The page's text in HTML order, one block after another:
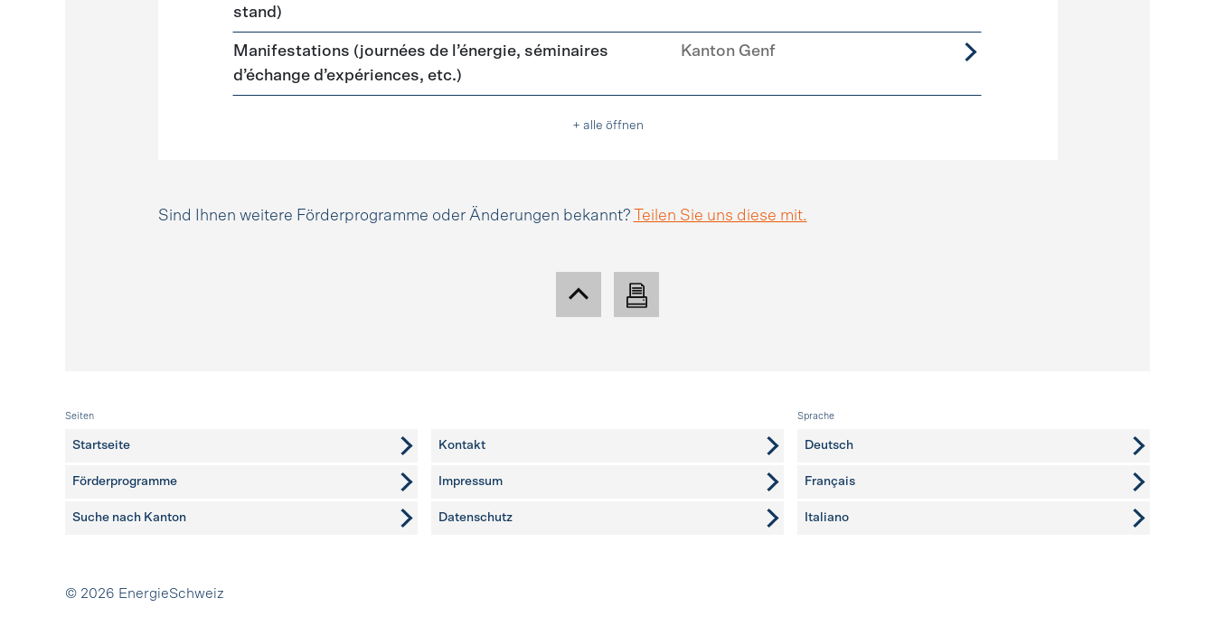
stand)
Manifestations (journées de l’énergie, séminaires
d’échange d’expériences, etc.)
Kanton Genf
+ alle öffnen
Sind Ihnen weitere Förderprogramme oder Änderungen bekannt? Teilen Sie uns diese mit.
Fusszeile
Seiten
Startseite
Förderprogramme
Suche nach Kanton
Kontakt
Impressum
Datenschutz
Sprache
Deutsch
Français
Italiano
Partner
© 2026 EnergieSchweiz